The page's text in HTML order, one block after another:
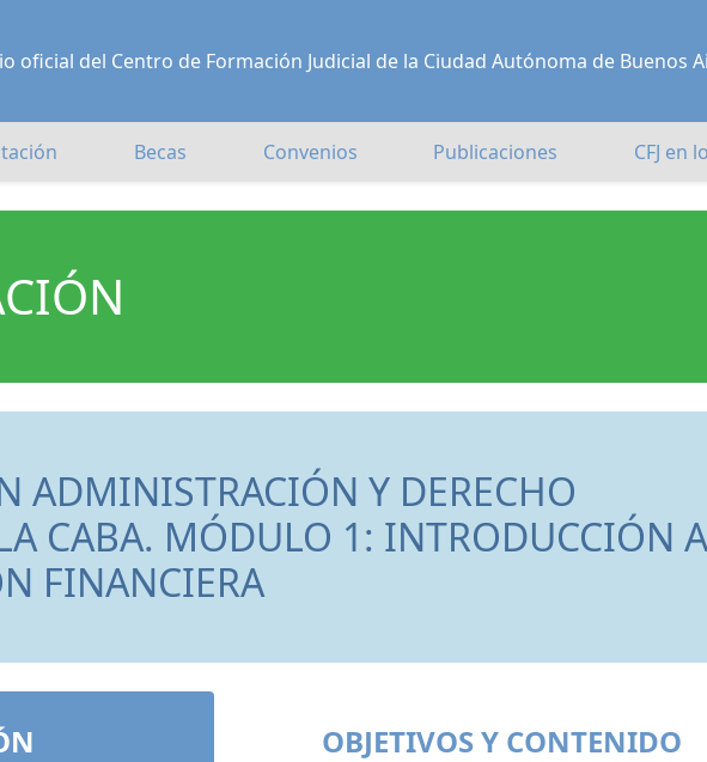
oficial del Centro de Formación Judicial de la Ciudad Autónoma de Buenos
Becas Convenios Publicaciones CFJ en
ADMINISTRACIÓN Y DERECHO
CABA. MÓDULO 1: INTRODUCCIÓN A
FINANCIERA
OBJETIVOS Y CONTENIDO